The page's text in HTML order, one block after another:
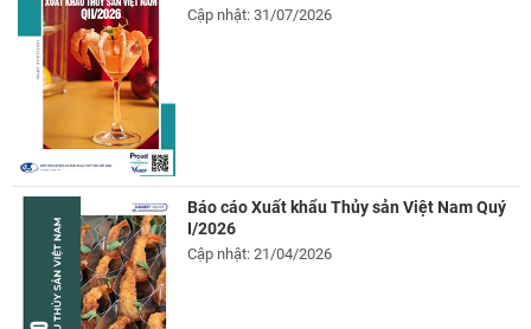
Cập nhật: 31/07/2026
Báo cáo Xuất khẩu Thủy sản Việt Nam Quý
I/2026
Cập nhật: 21/04/2026